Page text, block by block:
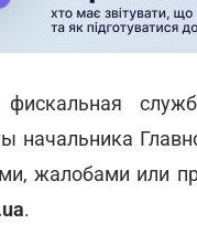
фискальная
начальника
жалобами или
.